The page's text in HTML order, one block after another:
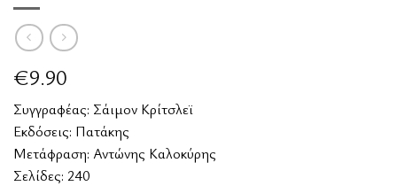
€9.90
Συγγραφέας: Σάιμον Κρίτσλεϊ
Εκδόσεις: Πατάκης
Μετάφραση: Αντώνης Καλοκύρης
Σελίδες: 240